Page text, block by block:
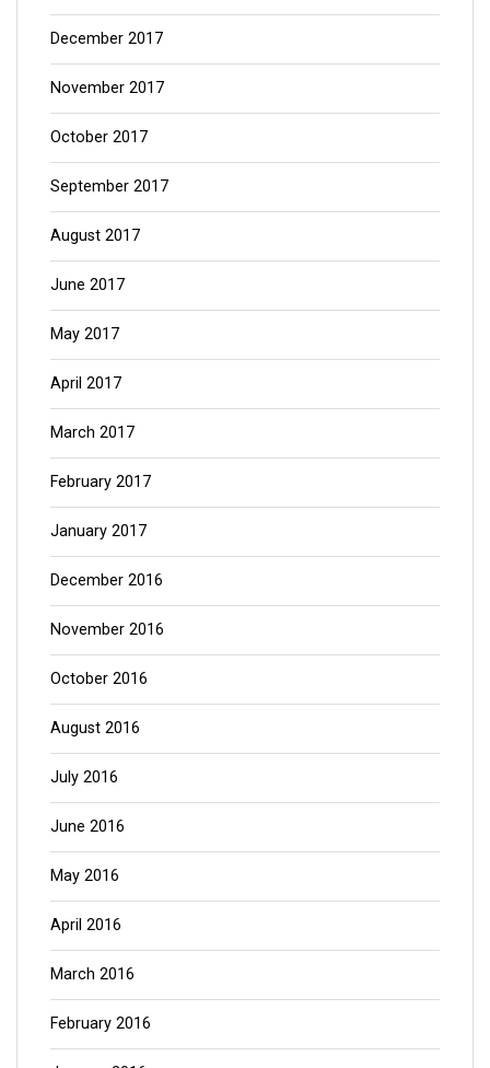
December 2017
November 2017
October 2017
September 2017
August 2017
June 2017
May 2017
April 2017
March 2017
February 2017
January 2017
December 2016
November 2016
October 2016
August 2016
July 2016
June 2016
May 2016
April 2016
March 2016
February 2016